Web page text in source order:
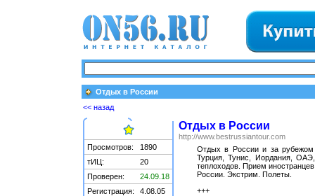
Отдых в России
<< назад
Просмотров:
1890
тИЦ:
20
Проверен:
24.09.18
Регистрация:
4.08.05
Отдых в России
http://www.bestrussiantour.com
Отдых в России и за рубежом
Турция, Тунис, Иордания,
теплоходов. Прием
России. Экстрим. Полеты.
+++